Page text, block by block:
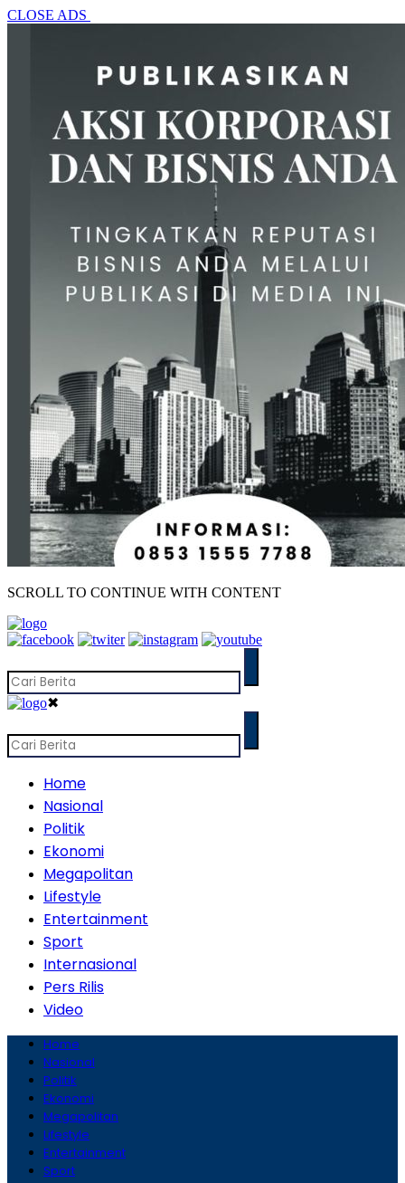
CLOSE ADS
SCROLL TO CONTINUE WITH CONTENT
✖
Home
Nasional
Politik
Ekonomi
Megapolitan
Lifestyle
Entertainment
Sport
Internasional
Pers Rilis
Video
Home
Nasional
Politik
Ekonomi
Megapolitan
Lifestyle
Entertainment
Sport